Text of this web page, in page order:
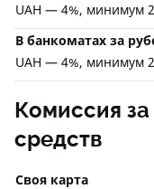
UAH — 4%, минимум
В банкоматах за
UAH — 4%, минимум
Комиссия
средств
Своя карта